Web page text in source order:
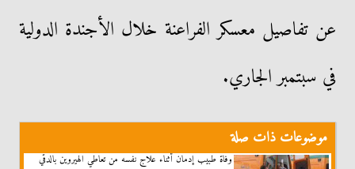
عن تفاصيل معسكر الفراعنة خلال الأجندة الدولية
في سبتمبر الجاري.
موضوعات ذات صلة
وفاة طبيب إدمان أثناء علاج نفسه من تعاطي الهيروين بالدقي